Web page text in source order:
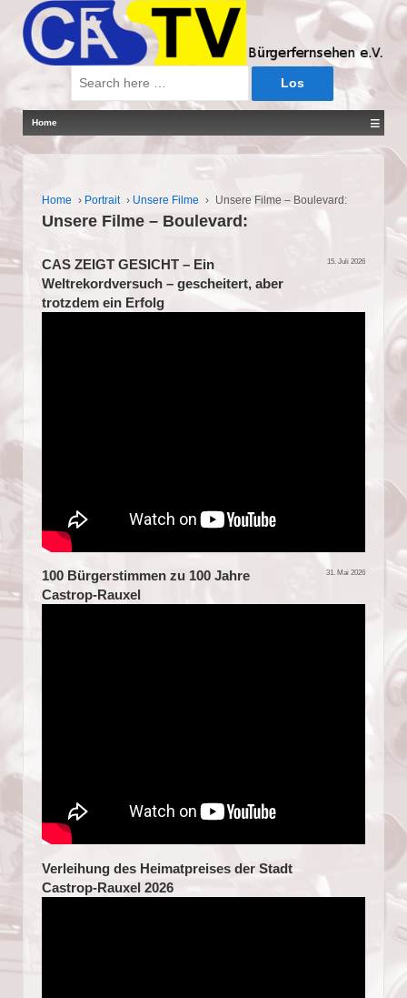
nach:
Home ≡
Home › Portrait › Unsere Filme › Unsere Filme – Boulevard:
Unsere Filme – Boulevard:
CAS ZEIGT GESICHT – Ein
Weltrekordversuch – gescheitert, aber
trotzdem ein Erfolg
15. Juli 2026
100 Bürgerstimmen zu 100 Jahre
Castrop-Rauxel
31. Mai 2026
Verleihung des Heimatpreises der Stadt
Castrop-Rauxel 2026